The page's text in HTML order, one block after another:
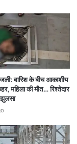
में हल्की
जताई है।
में प्रदेश के
बदलाव की
बारिश के बीच आकाशीय
महिला की मौत… रिश्तेदार